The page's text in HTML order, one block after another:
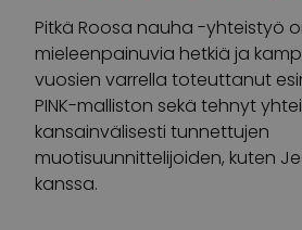
Pitkä Roosa nauha -yhteistyö
mieleenpainuvia hetkiä ja
vuosien varrella toteuttanut
PINK-malliston sekä tehnyt
kansainvälisesti tunnettujen
muotisuunnittelijoiden, kuten
kanssa.